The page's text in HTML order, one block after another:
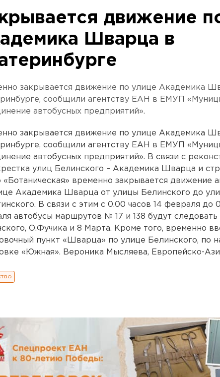
движение
Шварца в
закрывается движение по улице Академика
сообщили агентству ЕАН в ЕМУП
автобусных предприятий».
закрывается движение по улице Академика
сообщили агентству ЕАН в ЕМУП
автобусных предприятий». В связи с
улиц Белинского – Академика Шварца и
«Ботаническая» временно закрывается движение
Академика Шварца от улицы Белинского до
В связи с этим с 0.00 часов 14 февраля до
автобусы маршрутов № 17 и 138 будут следовать
О.Фучика и 8 Марта. Кроме того, временно
пункт «Шварца» по улице Белинского, по
«Южная». Вероника Мысляева, Европейско-